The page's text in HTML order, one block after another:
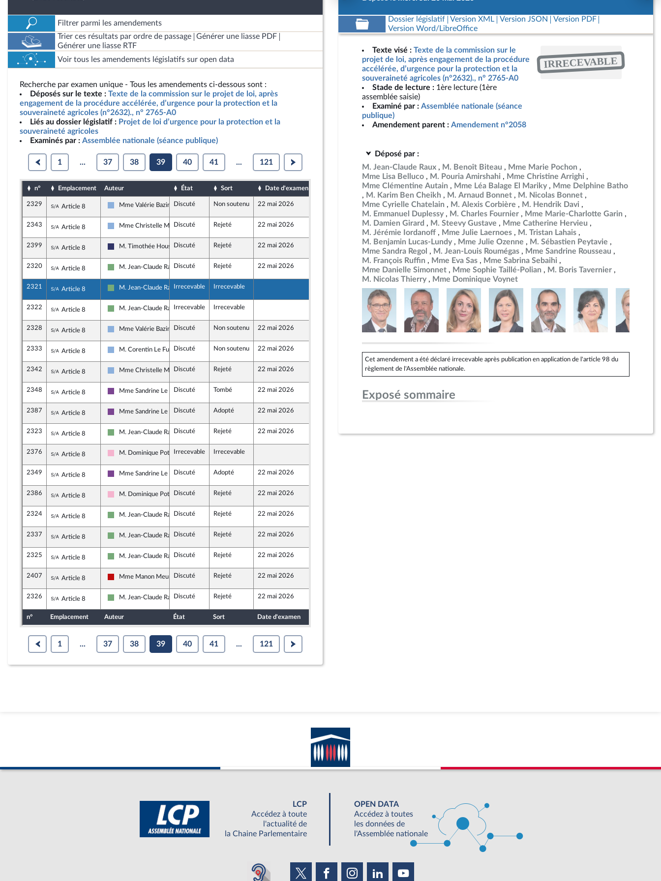
Filtrer parmi les amendements
Trier ces résultats par ordre de passage
Générer une liasse PDF
Générer une liasse RTF
Voir tous les amendements législatifs sur open data
Recherche par examen unique - Tous les amendements ci-dessous sont :
Déposés sur le texte : Texte de la commission sur le projet de loi, après
engagement de la procédure accélérée, d’urgence pour la protection et la
souveraineté agricoles (n°2632)., n° 2765-A0
Liés au dossier législatif : Projet de loi d’urgence pour la protection et la
souveraineté agricoles
Examinés par : Assemblée nationale (séance publique)
1 ... 37 38 39 40 41 ... 121
n° Emplacement Auteur État Sort Date d'examen Date de dépôt
2329 Sous-amendement de l'amendement n°2058
Article 8 Droite Républicaine
Mme Valérie Bazin-Malgras
Discuté Non soutenu 22 mai 2026
2343 Sous-amendement de l'amendement n°2058
Article 8 Droite Républicaine
Mme Christelle MinardDiscuté Rejeté 22 mai 2026
2399 Sous-amendement de l'amendement n°2058
Article 8 Rassemblement National
M. Timothée HoussinDiscuté Rejeté 22 mai 2026
2320 Sous-amendement de l'amendement n°2058
Article 8 Écologiste et Social
M. Jean-Claude RauxDiscuté Rejeté 22 mai 2026
2321 Sous-amendement de l'amendement n°2058
Article 8 Écologiste et Social
M. Jean-Claude RauxIrrecevable Irrecevable
2322 Sous-amendement de l'amendement n°2058
Article 8 Écologiste et Social
M. Jean-Claude RauxIrrecevable Irrecevable
2328 Sous-amendement de l'amendement n°2058
Article 8 Droite Républicaine
Mme Valérie Bazin-Malgras
Discuté Non soutenu 22 mai 2026
2333 Sous-amendement de l'amendement n°2058
Article 8 Droite Républicaine
M. Corentin Le Fur Discuté Non soutenu 22 mai 2026
2342 Sous-amendement de l'amendement n°2058
Article 8 Droite Républicaine
Mme Christelle MinardDiscuté Rejeté 22 mai 2026
2348 Sous-amendement de l'amendement n°2058
Article 8 Ensemble pour la République
Mme Sandrine Le FeurDiscuté Tombé 22 mai 2026
2387 Sous-amendement de l'amendement n°2058
Article 8 Ensemble pour la République
Mme Sandrine Le FeurDiscuté Adopté 22 mai 2026
2323 Sous-amendement de l'amendement n°2058
Article 8 Écologiste et Social
M. Jean-Claude RauxDiscuté Rejeté 22 mai 2026
2376 Sous-amendement de l'amendement n°2058
Article 8 Socialistes et apparentés
M. Dominique PotierIrrecevable Irrecevable
2349 Sous-amendement de l'amendement n°2058
Article 8 Ensemble pour la République
Mme Sandrine Le FeurDiscuté Adopté 22 mai 2026
2386 Sous-amendement de l'amendement n°2058
Article 8 Socialistes et apparentés
M. Dominique PotierDiscuté Rejeté 22 mai 2026
2324 Sous-amendement de l'amendement n°2058
Article 8 Écologiste et Social
M. Jean-Claude RauxDiscuté Rejeté 22 mai 2026
2337 Sous-amendement de l'amendement n°2058
Article 8 Écologiste et Social
M. Jean-Claude RauxDiscuté Rejeté 22 mai 2026
2325 Sous-amendement de l'amendement n°2058
Article 8 Écologiste et Social
M. Jean-Claude RauxDiscuté Rejeté 22 mai 2026
2407 Sous-amendement de l'amendement n°2058
Article 8 La France insoumise - Nouveau Front Populaire
Mme Manon MeunierDiscuté Rejeté 22 mai 2026
2326 Sous-amendement de l'amendement n°2058
Article 8 Écologiste et Social
M. Jean-Claude RauxDiscuté Rejeté 22 mai 2026
n° Emplacement Auteur État Sort Date d'examen
1 ... 37 38 39 40 41 ... 121
Dossier législatif Version XML Version JSON
Version PDF
Version Word/LibreOffice
Texte visé : Texte de la commission sur le
projet de loi, après engagement de la procédure
accélérée, d’urgence pour la protection et la
souveraineté agricoles (n°2632)., n° 2765-A0
Stade de lecture : 1ère lecture (1ère
assemblée saisie)
Examiné par : Assemblée nationale (séance
publique)
Amendement parent : Amendement n°2058
IRRECEVABLE
Déposé par :
M. Jean-Claude Raux
M. Benoît Biteau
Mme Marie Pochon
Mme Lisa Belluco
M. Pouria Amirshahi
Mme Christine Arrighi
Mme Clémentine Autain
Mme Léa Balage El Mariky
Mme Delphine Batho
M. Karim Ben Cheikh
M. Arnaud Bonnet
M. Nicolas Bonnet
Mme Cyrielle Chatelain
M. Alexis Corbière
M. Hendrik Davi
M. Emmanuel Duplessy
M. Charles Fournier
Mme Marie-Charlotte Garin
M. Damien Girard
M. Steevy Gustave
Mme Catherine Hervieu
M. Jérémie Iordanoff
Mme Julie Laernoes
M. Tristan Lahais
M. Benjamin Lucas-Lundy
Mme Julie Ozenne
M. Sébastien Peytavie
Mme Sandra Regol
M. Jean-Louis Roumégas
Mme Sandrine Rousseau
M. François Ruffin
Mme Eva Sas
Mme Sabrina Sebaihi
Mme Danielle Simonnet
Mme Sophie Taillé-Polian
M. Boris Tavernier
M. Nicolas Thierry
Mme Dominique Voynet
Cet amendement a été déclaré irrecevable après publication en application de l'article 98 du
règlement de l'Assemblée nationale.
Exposé sommaire
LCP
Accédez à toute
l'actualité de
la Chaine Parlementaire
OPEN DATA
Accédez à toutes
les données de
l'Assemblée nationale